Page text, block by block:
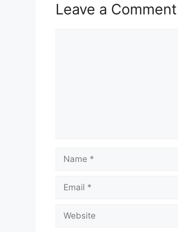
Leave a Comment
Name
Email
Website